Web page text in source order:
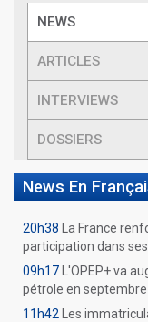
NEWS
ARTICLES
INTERVIEWS
DOSSIERS
News En
20h38 La France
participation dans
09h17 L'OPEP+ va
pétrole en septembre
11h42 Les